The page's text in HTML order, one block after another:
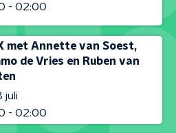
- 02:00
met Annette van Soest,
de Vries en Ruben van
juli
- 02:00